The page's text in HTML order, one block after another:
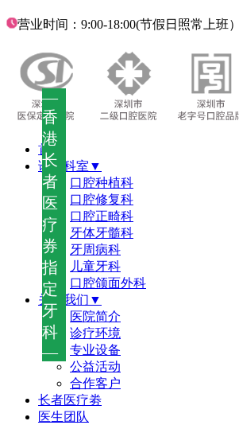
—
香
港
长
者
医
疗
券
指
定
牙
科
—
营业时间：9:00-18:00(节假日照常上班）
首页
诊疗科室▼
口腔种植科
口腔修复科
口腔正畸科
牙体牙髓科
牙周病科
儿童牙科
口腔颌面外科
关于我们▼
医院简介
诊疗环境
专业设备
公益活动
合作客户
长者医疗劵
医生团队